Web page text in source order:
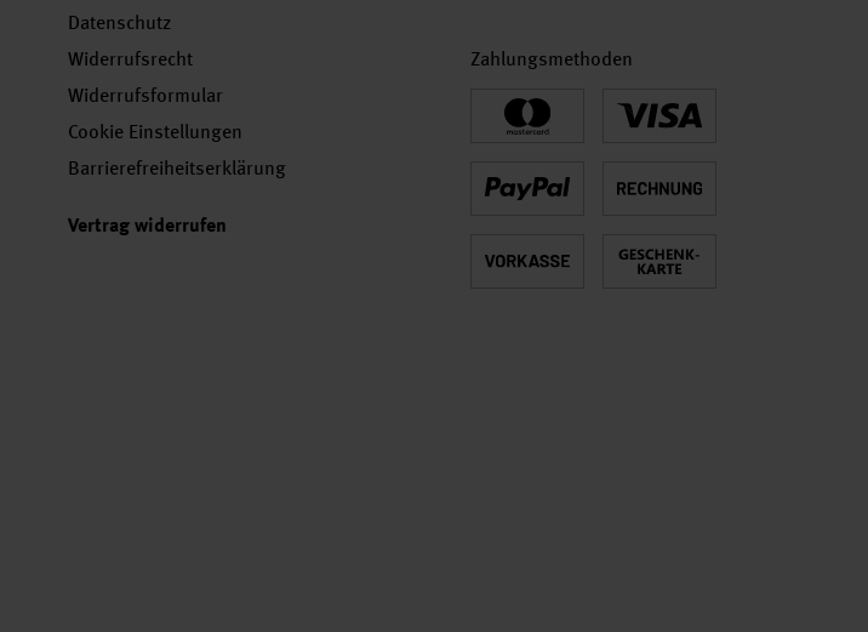
Datenschutz
Widerrufsrecht
Widerrufsformular
Cookie Einstellungen
Barrierefreiheitserklärung
Vertrag widerrufen
Zahlungsmethoden